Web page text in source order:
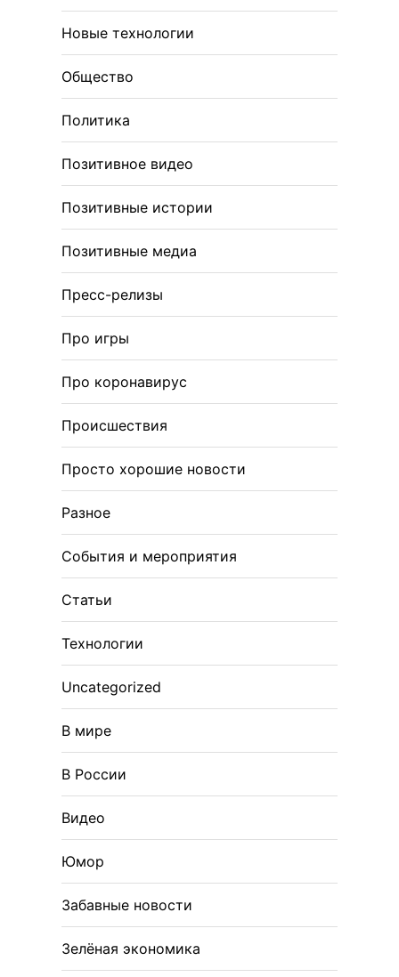
Новые технологии
Общество
Политика
Позитивное видео
Позитивные истории
Позитивные медиа
Пресс-релизы
Про игры
Про коронавирус
Происшествия
Просто хорошие новости
Разное
События и мероприятия
Статьи
Технологии
Uncategorized
В мире
В России
Видео
Юмор
Забавные новости
Зелёная экономика